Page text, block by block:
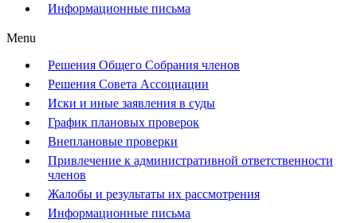
Информационные письма
Menu
Решения Общего Собрания членов
Решения Совета Ассоциации
Иски и иные заявления в суды
График плановых проверок
Внеплановые проверки
Привлечение к административной ответственности
членов
Жалобы и результаты их рассмотрения
Информационные письма